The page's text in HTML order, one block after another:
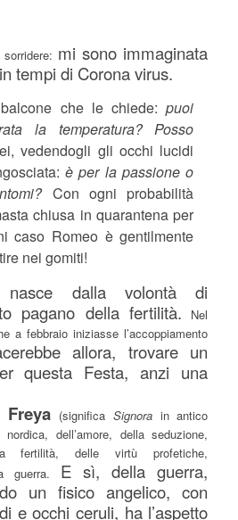
mi sono immaginata
tempi di Corona virus.
che le chiede:puoi
la temperatura? Posso
vedendogli gli occhi lucidi
è per la passione o
Con ogni probabilità
chiusa in quarantena per
caso Romeo è gentilmente
nei gomiti!
dalla volontà di
pagano della fertilità. Nel
a febbraio iniziasse l’accoppiamento
allora, trovare un
questa Festa, anzi una
Freya (significaSignorain antico
dell’amore, della seduzione,
fertilità, delle virtù profetiche,
guerra. E sì, della guerra,
un fisico angelico, con
e occhi ceruli, ha l’aspetto